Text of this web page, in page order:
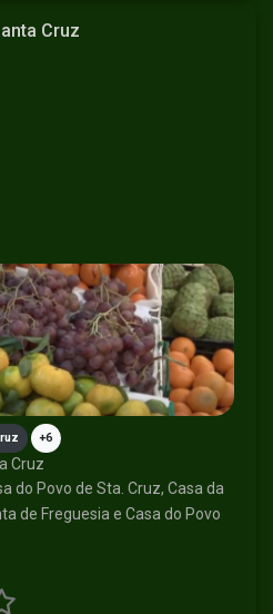
Cruz
+6
Cruz
do Povo de Sta. Cruz, Casa da
de Freguesia e Casa do Povo